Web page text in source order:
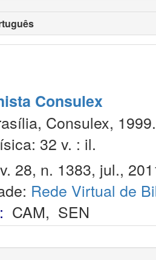
Consulex
Consulex, 1999.
32 v. : il.
28, n. 1383, jul.,
Rede Virtual de
CAM, SEN